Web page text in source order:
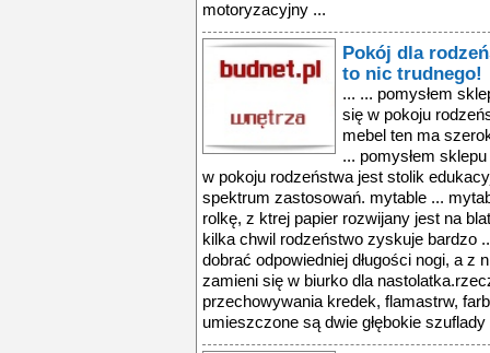
motoryzacyjny ...
Pokój dla
to nic trudnego!
... ... pomysłem
się w pokoju
mebel ten ma
... pomysłem
w pokoju rodzeństwa jest stolik
spektrum zastosowań. mytable ...
rolkę, z ktrej papier rozwijany jest na
kilka chwil rodzeństwo zyskuje bardzo
dobrać odpowiedniej długości nogi, a z
zamieni się w biurko dla
przechowywania kredek, flamastrw,
umieszczone są dwie głębokie